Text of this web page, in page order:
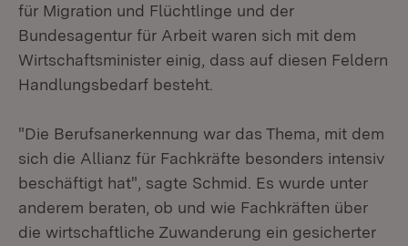
für Migration und Flüchtlinge und der
Bundesagentur für Arbeit waren sich mit dem
Wirtschaftsminister einig, dass auf diesen Feldern
Handlungsbedarf besteht.
"Die Berufsanerkennung war das Thema, mit dem
sich die Allianz für Fachkräfte besonders intensiv
beschäftigt hat", sagte Schmid. Es wurde unter
anderem beraten, ob und wie Fachkräften über
die wirtschaftliche Zuwanderung ein gesicherter